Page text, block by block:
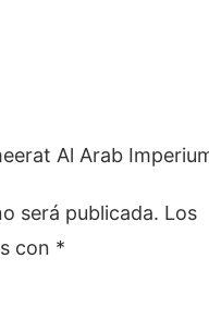
Al Arab
será publicada. Los
con *